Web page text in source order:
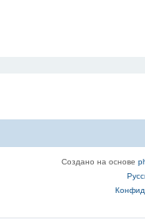
Создано на основе